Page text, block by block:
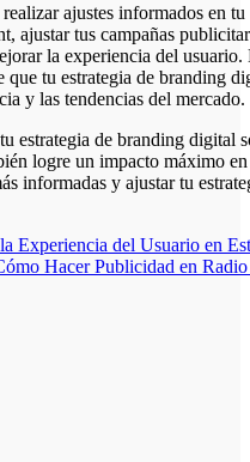
ajustes informados en
ajustar tus campañas
la experiencia del
tu estrategia de branding
y las tendencias del mercado.
estrategia de branding digital
logre un impacto máximo
informadas y ajustar tu
Experiencia del Usuario en
Hacer Publicidad en